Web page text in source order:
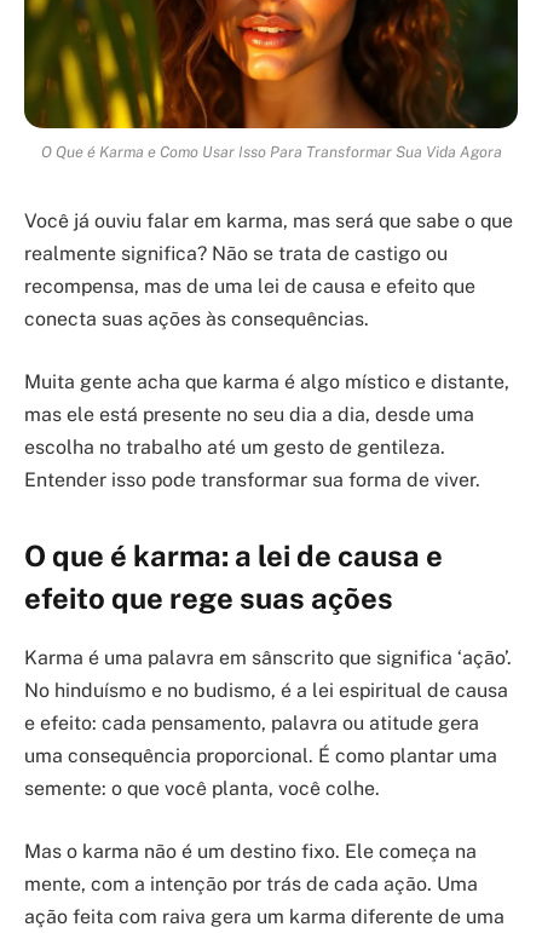
O Que é Karma e Como Usar Isso Para Transformar Sua Vida Agora
Você já ouviu falar em karma, mas será que sabe o que
realmente significa? Não se trata de castigo ou
recompensa, mas de uma lei de causa e efeito que
conecta suas ações às consequências.
Muita gente acha que karma é algo místico e distante,
mas ele está presente no seu dia a dia, desde uma
escolha no trabalho até um gesto de gentileza.
Entender isso pode transformar sua forma de viver.
O que é karma: a lei de causa e
efeito que rege suas ações
Karma é uma palavra em sânscrito que significa ‘ação’.
No hinduísmo e no budismo, é a lei espiritual de causa
e efeito: cada pensamento, palavra ou atitude gera
uma consequência proporcional. É como plantar uma
semente: o que você planta, você colhe.
Mas o karma não é um destino fixo. Ele começa na
mente, com a intenção por trás de cada ação. Uma
ação feita com raiva gera um karma diferente de uma